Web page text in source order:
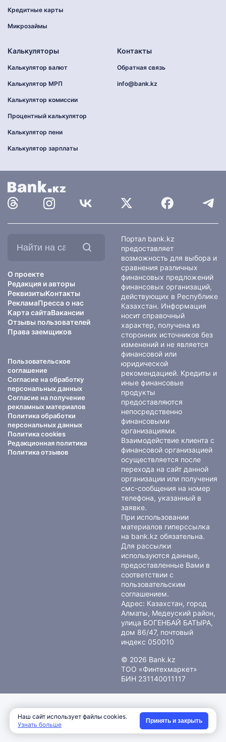
Кредитные карты
Микрозаймы
Калькуляторы
Калькулятор валют
Калькулятор МРП
Калькулятор комиссии
Процентный калькулятор
Калькулятор пени
Калькулятор зарплаты
Контакты
Обратная связь
info@bank.kz
О проекте
Редакция и авторы
РеквизитыКонтакты
РекламаПресса о нас
Карта сайтаВакансии
Отзывы пользователей
Права заемщиков
Пользовательское
соглашение
Согласие на обработку
персональных данных
Согласие на получение
рекламных материалов
Политика обработки
персональных данных
Политика cookies
Редакционная политика
Политика отзывов
Портал bank.kz
предоставляет
возможность для выбора и
сравнения различных
финансовых предложений
финансовых организаций,
действующих в Республике
Казахстан. Информация
носит справочный
характер, получена из
сторонних источников без
изменений и не является
финансовой или
юридической
рекомендацией. Кредиты и
иные финансовые
продукты
предоставляются
непосредственно
финансовыми
организациями.
Взаимодействие клиента с
финансовой организацией
осуществляется после
перехода на сайт данной
организации или получения
смс-сообщения на номер
телефона, указанный в
заявке.
При использовании
материалов гиперссылка
на bank.kz обязательна.
Для рассылки
используются данные,
предоставленные Вами в
соответствии с
пользовательским
соглашением.
Адрес: Казахстан, город
Алматы, Медеуский район,
улица БОГЕНБАЙ БАТЫРА,
дом 86/47, почтовый
индекс 050010
© 2026 Bank.kz
ТОО «Финтехмаркет»
БИН 231140011117
Наш сайт использует файлы cookies.
Узнать больше
Принять и закрыть